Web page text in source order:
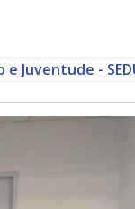
Juventude -